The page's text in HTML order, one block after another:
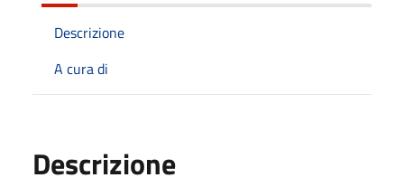
Descrizione
A cura di
Descrizione